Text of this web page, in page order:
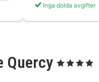
Inga dolda avgifter
Quercy , 4 Stjärnor